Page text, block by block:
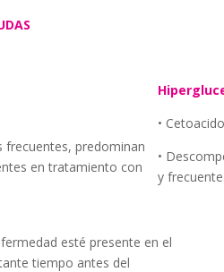
frecuentes, predominan
en tratamiento con
•
•
y
esté presente en el
tiempo antes del